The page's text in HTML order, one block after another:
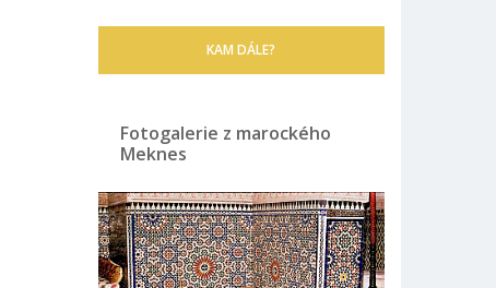
KAM DÁLE?
Fotogalerie z marockého
Meknes